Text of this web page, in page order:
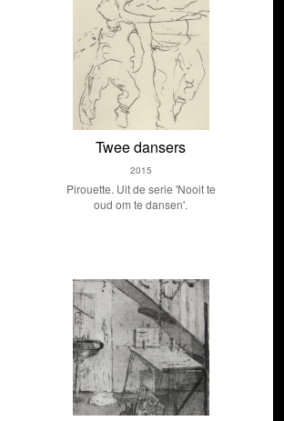
Twee dansers
2015
Pirouette. Uit de serie 'Nooit te
oud om te dansen'.